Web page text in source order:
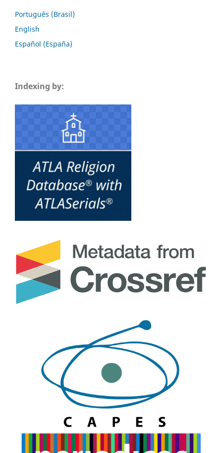
Português (Brasil)
English
Español (España)
Indexing by: